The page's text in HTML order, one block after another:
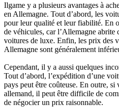
Ilgame y a plusieurs avantages à
en Allemagne. Tout d’abord, les
pour leur qualité et leur fiabilité. En
de véhicules, car l’Allemagne abrite
voitures de luxe. Enfin, les prix des
Allemagne sont généralement
Cependant, il y a aussi quelques
Tout d’abord, l’expédition d’une
pays peut être coûteuse. En outre, si
allemand, il peut être difficile de
de négocier un prix raisonnable.